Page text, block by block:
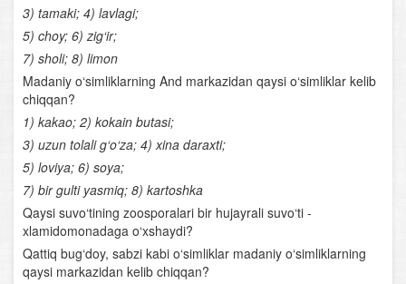
Qushlarning kelib chiqishi
Qushlar sistematikasi
Parrandachilik
Sutemizuvchilar sinfi
Sutemizuvchilarning tuzilishi
Sutemizuvchilarning klassifikatsiyasi
Sutemizuvchilar sinflariga mansub chorva mollari
3) tamaki; 4) lavlagi;
5) choy; 6) zig‘ir;
7) sholi; 8) limon
Madaniy o‘simliklarning And markazidan qaysi o‘simliklar kelib
chiqqan?
1) kakao; 2) kokain butasi;
3) uzun tolali g‘o‘za; 4) xina daraxti;
5) loviya; 6) soya;
7) bir gulti yasmiq; 8) kartoshka
Qaysi suvo‘tining zoosporalari bir hujayrali suvo‘ti -
xlamidomonadaga o‘xshaydi?
Qattiq bug‘doy, sabzi kabi o‘simliklar madaniy o‘simliklarning
qaysi markazidan kelib chiqqan?